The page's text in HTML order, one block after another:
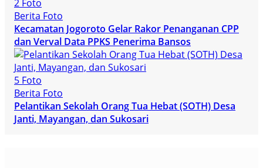
2 Foto
Berita Foto
Kecamatan Jogoroto Gelar Rakor Penanganan CPP
dan Verval Data PPKS Penerima Bansos
5 Foto
Berita Foto
Pelantikan Sekolah Orang Tua Hebat (SOTH) Desa
Janti, Mayangan, dan Sukosari